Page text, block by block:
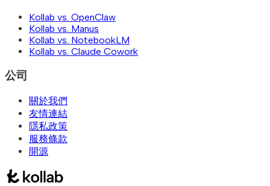
Kollab vs. OpenClaw
Kollab vs. Manus
Kollab vs. NotebookLM
Kollab vs. Claude Cowork
公司
關於我們
友情連結
隱私政策
服務條款
開源